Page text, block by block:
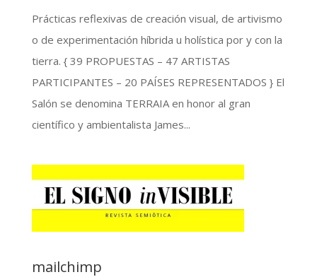
Prácticas reflexivas de creación visual, de artivismo
o de experimentación híbrida u holística por y con la
tierra. { 39 PROPUESTAS – 47 ARTISTAS
PARTICIPANTES – 20 PAÍSES REPRESENTADOS } El
Salón se denomina TERRAIA en honor al gran
científico y ambientalista James...
mailchimp